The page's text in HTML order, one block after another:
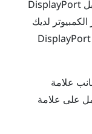
DisplayPort
لديك
DisplayPort
علامة
على علامة